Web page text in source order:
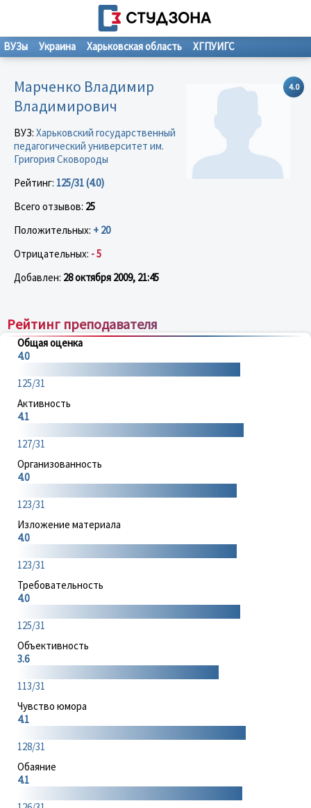
ВУЗы Украина Харьковская область ХГПУИГС
4.0
Марченко Владимир
Владимирович
ВУЗ: Харьковский государственный
педагогический университет им.
Григория Сковороды
Рейтинг: 125/31 (4.0)
Всего отзывов: 25
Положительных: + 20
Отрицательных: - 5
Добавлен: 28 октября 2009, 21:45
Рейтинг преподавателя
Общая оценка
4.0
125/31
Активность
4.1
127/31
Организованность
4.0
123/31
Изложение материала
4.0
123/31
Требовательность
4.0
125/31
Объективность
3.6
113/31
Чувство юмора
4.1
128/31
Обаяние
4.1